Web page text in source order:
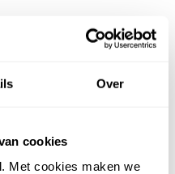
Over
cookies
Met cookies maken we